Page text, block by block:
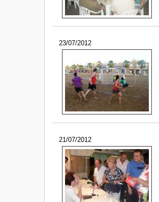
23/07/2012
21/07/2012